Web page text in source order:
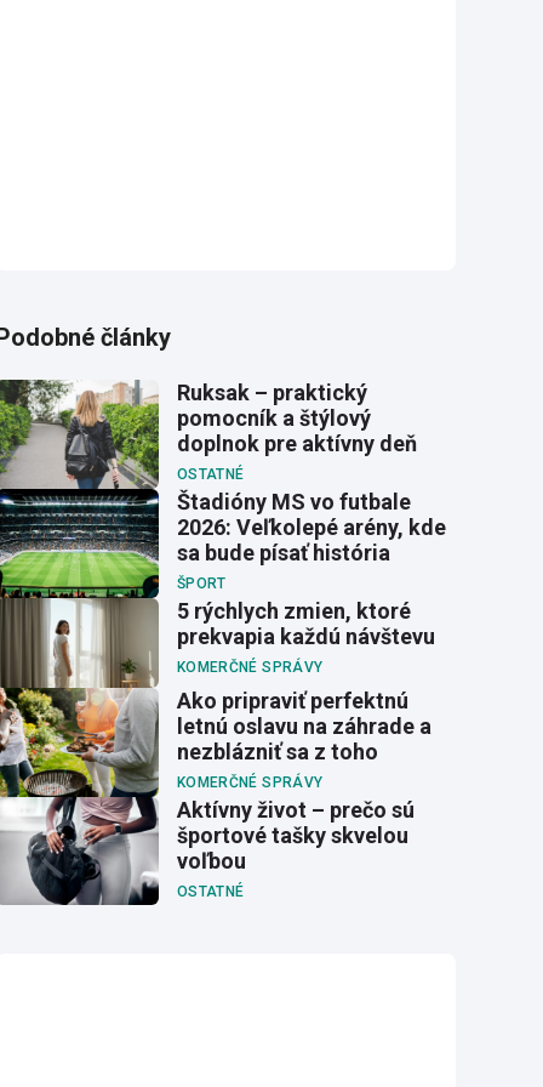
články
Ruksak – praktický
pomocník a štýlový
doplnok pre aktívny deň
OSTATNÉ
Štadióny MS vo futbale
2026: Veľkolepé arény, kde
sa bude písať história
ŠPORT
5 rýchlych zmien, ktoré
prekvapia každú návštevu
KOMERČNÉ SPRÁVY
Ako pripraviť perfektnú
letnú oslavu na záhrade a
nezblázniť sa z toho
KOMERČNÉ SPRÁVY
Aktívny život – prečo sú
športové tašky skvelou
voľbou
OSTATNÉ